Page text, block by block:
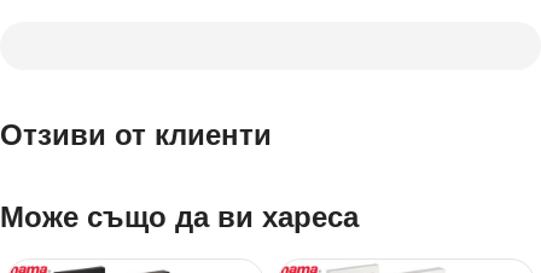
Отзиви от клиенти
Може също да ви хареса